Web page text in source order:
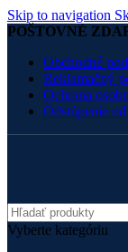
Skip to navigation
POŠTOVNÉ
Obchodné
Reklamačný
Ochrana
Odstúpenie
Vyberte kategóriu